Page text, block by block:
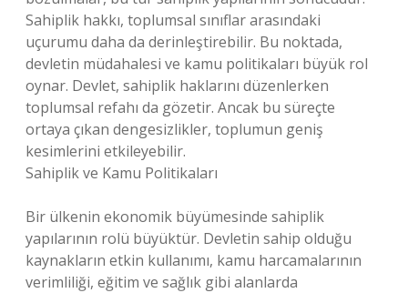
Sahiplik hakkı, toplumsal sınıflar arasındaki
uçurumu daha da derinleştirebilir. Bu noktada,
devletin müdahalesi ve kamu politikaları büyük rol
oynar. Devlet, sahiplik haklarını düzenlerken
toplumsal refahı da gözetir. Ancak bu süreçte
ortaya çıkan dengesizlikler, toplumun geniş
kesimlerini etkileyebilir.
Sahiplik ve Kamu Politikaları
Bir ülkenin ekonomik büyümesinde sahiplik
yapılarının rolü büyüktür. Devletin sahip olduğu
kaynakların etkin kullanımı, kamu harcamalarının
verimliliği, eğitim ve sağlık gibi alanlarda